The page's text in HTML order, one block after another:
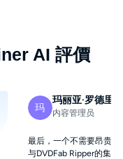
AI 評價
玛
玛丽亚·罗德里
内容管理员
最后，一个不需要昂贵硬
与DVDFab Ripper的集成